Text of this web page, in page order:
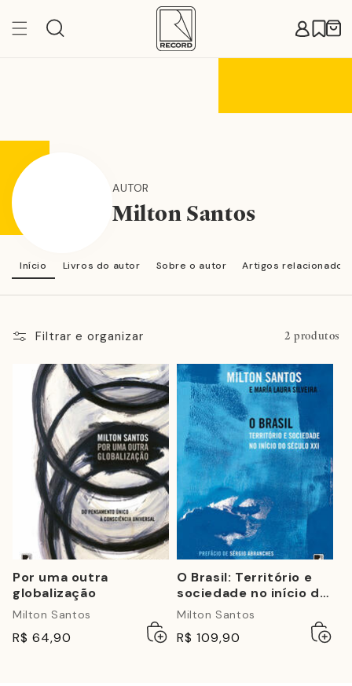
para o
conteúdo
AUTOR
Milton Santos
Início Livros do autor Sobre o autor Artigos relacionados
Filtrar e organizar 2 produtos
Por uma outra
globalização
Milton Santos
R$ 64,90
Adicionar
ao
Esgotado
O Brasil: Território e
sociedade no início do
século XXI
Milton Santos
R$ 109,90
ao